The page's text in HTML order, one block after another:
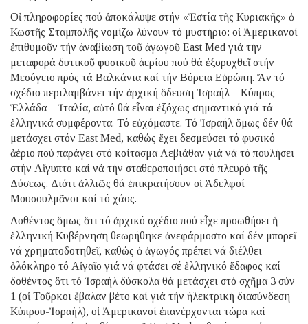
Οἱ πληροφορίες πού ἀποκάλυψε στήν «Ἑστία τῆς Κυριακῆς» ὁ
Κωστῆς Σταμπολῆς νομίζω λύνουν τό μυστήριο: οἱ Ἀμερικανοί
ἐπιθυμοῦν τήν ἀναβίωση τοῦ ἀγωγοῦ East Med γιά τήν
μεταφορά δυτικοῦ φυσικοῦ ἀερίου πού θά ἐξορυχθεῖ στήν
Μεσόγειο πρός τά Βαλκάνια καί τήν Βόρεια Εὐρώπη. Ἄν τό
σχέδιο περιλαμβάνει τήν ἀρχική ὅδευση Ἰσραήλ – Κύπρος –
Ἑλλάδα – Ἰταλία, αὐτό θά εἶναι ἐξόχως σημαντικό γιά τά
ἑλληνικά συμφέροντα. Τό εὐχόμαστε. Τό Ἰσραήλ ὅμως δέν θά
μετάσχει στόν East Med, καθώς ἔχει δεσμεύσει τό φυσικό
ἀέριο πού παράγει στό κοίτασμα Λεβιάθαν γιά νά τό πουλήσει
στήν Αἴγυπτο καί νά τήν σταθεροποιήσει στό πλευρό τῆς
Δύσεως. Διότι ἀλλιῶς θά ἐπικρατήσουν οἱ Ἀδελφοί
Μουσουλμᾶνοι καί τό χάος.
Δοθέντος ὅμως ὅτι τό ἀρχικό σχέδιο πού εἶχε προωθήσει ἡ
ἑλληνική Κυβέρνηση θεωρήθηκε ἀνεφάρμοστο καί δέν μπορεῖ
νά χρηματοδοτηθεῖ, καθώς ὁ ἀγωγός πρέπει νά διέλθει
ὁλόκληρο τό Αἰγαῖο γιά νά φτάσει σέ ἑλληνικό ἔδαφος καί
δοθέντος ὅτι τό Ἰσραήλ δύσκολα θά μετάσχει στό σχῆμα 3 σύν
1 (οἱ Τοῦρκοι ἔβαλαν βέτο καί γιά τήν ἠλεκτρική διασύνδεση
Κύπρου-Ἰσραήλ), οἱ Ἀμερικανοί ἐπανέρχονται τώρα καί